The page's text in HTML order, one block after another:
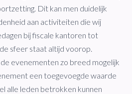
Dit kan men duidelijk
aan activiteiten die wij
bij fiscale kantoren tot
sfeer staat altijd voorop.
evenementen zo breed mogelijk
een toegevoegde waarde
alle leden betrokken kunnen